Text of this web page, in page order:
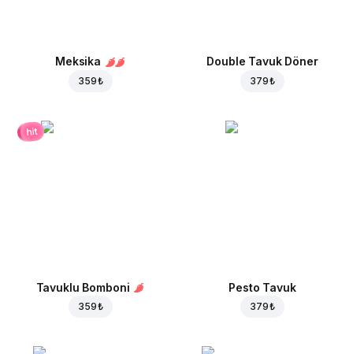
Meksika
359 ₺
Double Tavuk Döner
379 ₺
hit
Tavuklu Bomboni
359 ₺
Pesto Tavuk
379 ₺